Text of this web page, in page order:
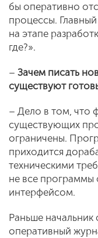
бы оперативно
процессы.
на этапе
где?».
– Зачем писать
существуют
– Дело в том, что
существующих
ограничены.
приходится
техническими
не все
интерфейсом.
Раньше начальник
оперативный